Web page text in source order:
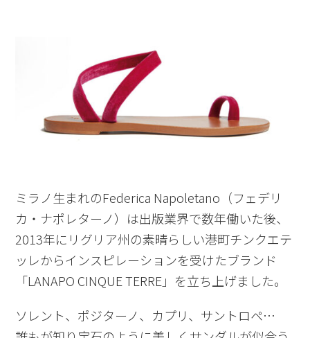
ミラノ生まれのFederica Napoletano（フェデリ
カ・ナポレターノ）は出版業界で数年働いた後、
2013年にリグリア州の素晴らしい港町チンクエテ
ッレからインスピレーションを受けたブランド
「LANAPO CINQUE TERRE」を立ち上げました。
ソレント、ポジターノ、カプリ、サントロペ…